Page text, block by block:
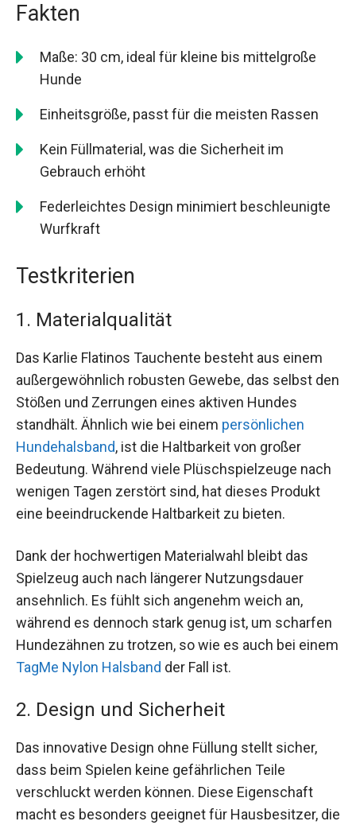
Fakten
Maße: 30 cm, ideal für kleine bis mittelgroße
Hunde
Einheitsgröße, passt für die meisten Rassen
Kein Füllmaterial, was die Sicherheit im
Gebrauch erhöht
Federleichtes Design minimiert beschleunigte
Wurfkraft
Testkriterien
1. Materialqualität
Das Karlie Flatinos Tauchente besteht aus einem
außergewöhnlich robusten Gewebe, das selbst den
Stößen und Zerrungen eines aktiven Hundes
standhält. Ähnlich wie bei einem persönlichen
Hundehalsband, ist die Haltbarkeit von großer
Bedeutung. Während viele Plüschspielzeuge nach
wenigen Tagen zerstört sind, hat dieses Produkt
eine beeindruckende Haltbarkeit zu bieten.
Dank der hochwertigen Materialwahl bleibt das
Spielzeug auch nach längerer Nutzungsdauer
ansehnlich. Es fühlt sich angenehm weich an,
während es dennoch stark genug ist, um scharfen
Hundezähnen zu trotzen, so wie es auch bei einem
TagMe Nylon Halsband der Fall ist.
2. Design und Sicherheit
Das innovative Design ohne Füllung stellt sicher,
dass beim Spielen keine gefährlichen Teile
verschluckt werden können. Diese Eigenschaft
macht es besonders geeignet für Hausbesitzer, die